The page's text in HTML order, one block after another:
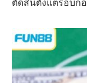
ตัดสินตั้งแต่รอบก่